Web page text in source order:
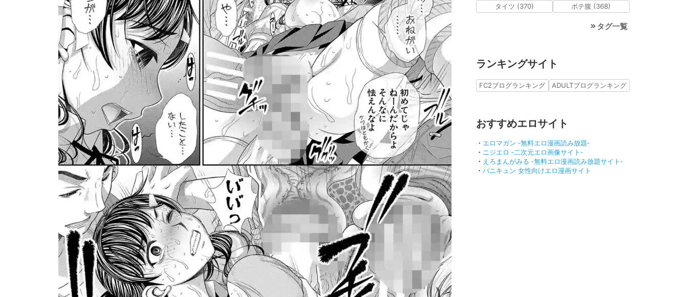
タイツ (370)
ボテ腹 (368)
タグ一覧
ランキングサイト
FC2ブログランキング ADULTブログランキング
おすすめエロサイト
・ エロマガン ‐無料エロ漫画読み放題‐
・ ニジエロ ‐二次元エロ画像サイト‐
・ えろまんがみる ‐無料エロ漫画読み放題サイト‐
・ バニキュン 女性向けエロ漫画サイト